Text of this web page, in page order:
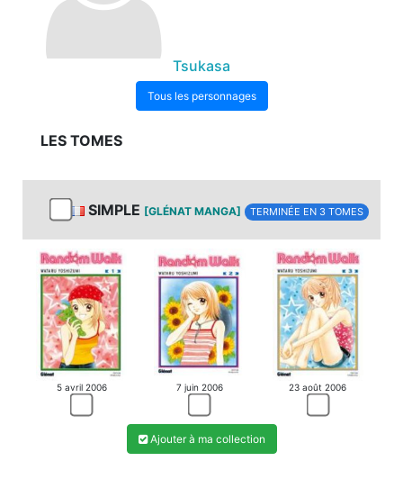
Tsukasa
Tous les personnages
LES TOMES
SIMPLE [GLÉNAT MANGA] TERMINÉE EN 3 TOMES
5 avril 2006 7 juin 2006 23 août 2006
Ajouter à ma collection